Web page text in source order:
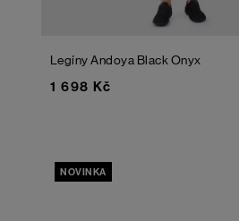
Legíny Andoya Black Onyx
1 698 Kč
NOVINKA